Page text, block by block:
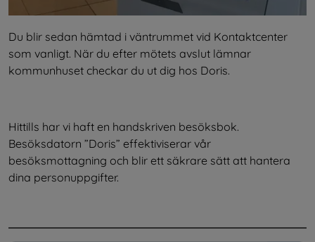
Du blir sedan hämtad i väntrummet vid Kontaktcenter
som vanligt. När du efter mötets avslut lämnar
kommunhuset checkar du ut dig hos Doris.
Hittills har vi haft en handskriven besöksbok.
Besöksdatorn ”Doris” effektiviserar vår
besöksmottagning och blir ett säkrare sätt att hantera
dina personuppgifter.